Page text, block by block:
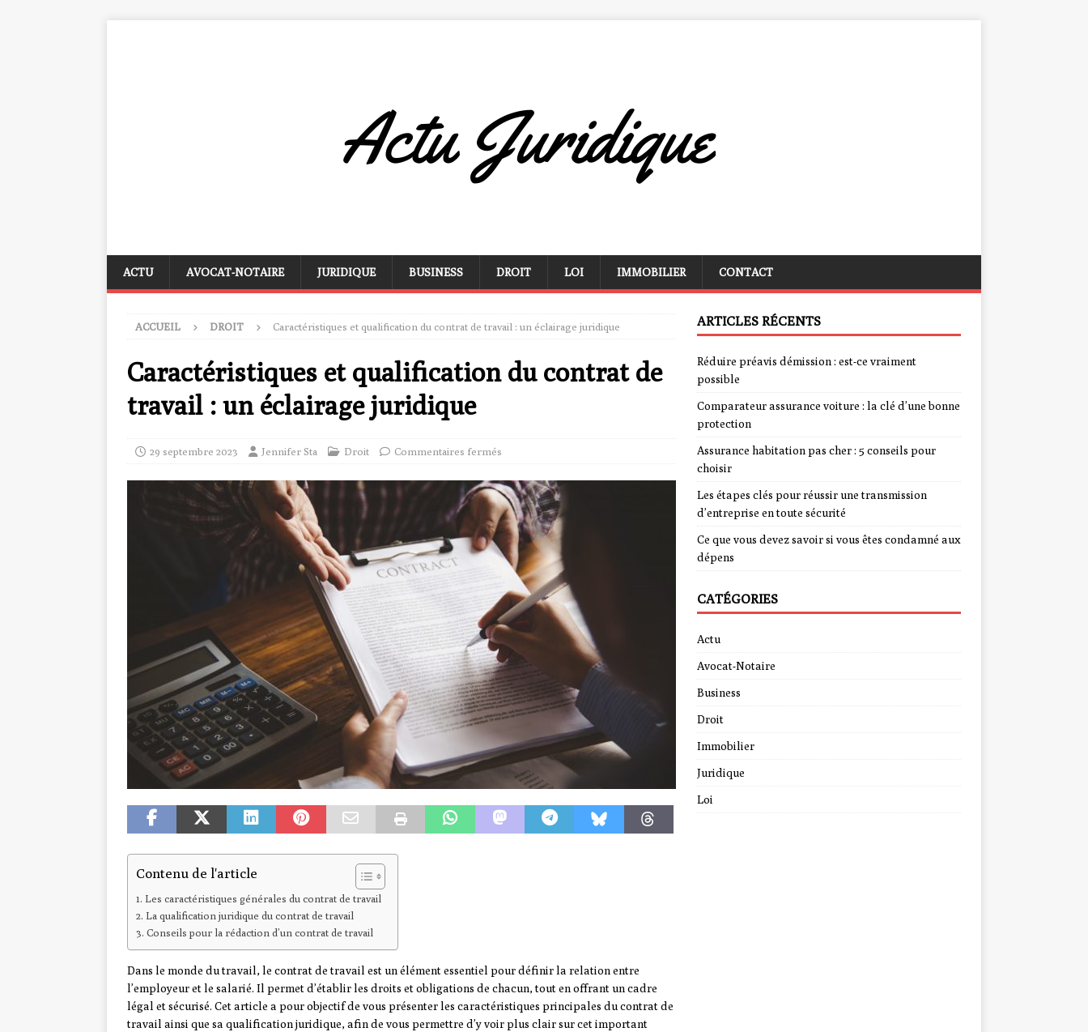
ACTU AVOCAT-NOTAIRE JURIDIQUE BUSINESS DROIT LOI IMMOBILIER CONTACT
ACCUEIL DROIT Caractéristiques et qualification du contrat de travail : un éclairage juridique
Caractéristiques et qualification du contrat de
travail : un éclairage juridique
29 septembre 2023 Jennifer Sta Droit Commentaires fermés
Contenu de l'article
Les caractéristiques générales du contrat de travail
La qualification juridique du contrat de travail
Conseils pour la rédaction d’un contrat de travail
Dans le monde du travail, le contrat de travail est un élément essentiel pour définir la relation entre
l’employeur et le salarié. Il permet d’établir les droits et obligations de chacun, tout en offrant un cadre
légal et sécurisé. Cet article a pour objectif de vous présenter les caractéristiques principales du contrat de
travail ainsi que sa qualification juridique, afin de vous permettre d’y voir plus clair sur cet important
ARTICLES RÉCENTS
Réduire préavis démission : est-ce vraiment
possible
Comparateur assurance voiture : la clé d’une bonne
protection
Assurance habitation pas cher : 5 conseils pour
choisir
Les étapes clés pour réussir une transmission
d’entreprise en toute sécurité
Ce que vous devez savoir si vous êtes condamné aux
dépens
CATÉGORIES
Actu
Avocat-Notaire
Business
Droit
Immobilier
Juridique
Loi